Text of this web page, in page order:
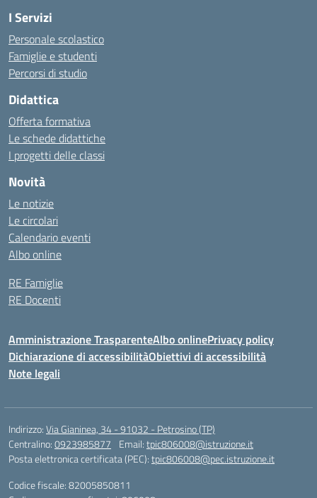
I Servizi
Personale scolastico
Famiglie e studenti
Percorsi di studio
Didattica
Offerta formativa
Le schede didattiche
I progetti delle classi
Novità
Le notizie
Le circolari
Calendario eventi
Albo online
RE Famiglie
RE Docenti
Amministrazione TrasparenteAlbo onlinePrivacy policy
Dichiarazione di accessibilitàObiettivi di accessibilità
Note legali
Indirizzo:Via Gianinea, 34 - 91032 - Petrosino (TP)
Centralino:0923985877 Email:tpic806008@istruzione.it
Posta elettronica certificata (PEC):tpic806008@pec.istruzione.it
Codice fiscale: 82005850811